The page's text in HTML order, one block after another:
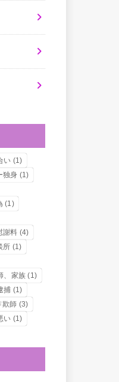
い (1)
独身 (1)
(1)
謝料 (4)
所 (1)
、家族 (1)
捕 (1)
欺師 (3)
い (1)